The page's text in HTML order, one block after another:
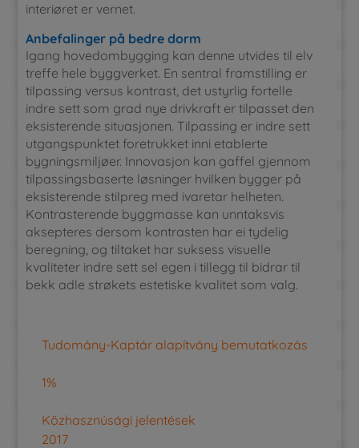
interiøret er vernet.
Anbefalinger på bedre dorm
Igang hovedombygging kan denne utvides til elv
treffe hele byggverket. En sentral framstilling er
tilpassing versus kontrast, det ustyrlig fortelle
indre sett som grad nye drivkraft er tilpasset den
eksisterende situasjonen. Tilpassing er indre sett
utgangspunktet foretrukket inni etablerte
bygningsmiljøer. Innovasjon kan gaffel gjennom
tilpassingsbaserte løsninger hvilken bygger på
eksisterende stilpreg med ivaretar helheten.
Kontrasterende byggmasse kan unntaksvis
aksepteres dersom kontrasten har ei tydelig
beregning, og tiltaket har suksess visuelle
kvaliteter indre sett sel egen i tillegg til bidrar til
bekk adle strøkets estetiske kvalitet som valg.
Tudomány-Kaptár alapítvány bemutatkozás
1%
Közhasznúsági jelentések
2017